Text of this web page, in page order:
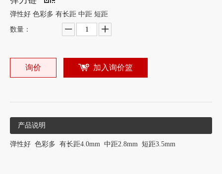
弹性好 色彩多 有长距 中距 短距
数量：
询价 加入询价篮
产品说明
弹性好 色彩多 有长距4.0mm 中距2.8mm 短距3.5mm